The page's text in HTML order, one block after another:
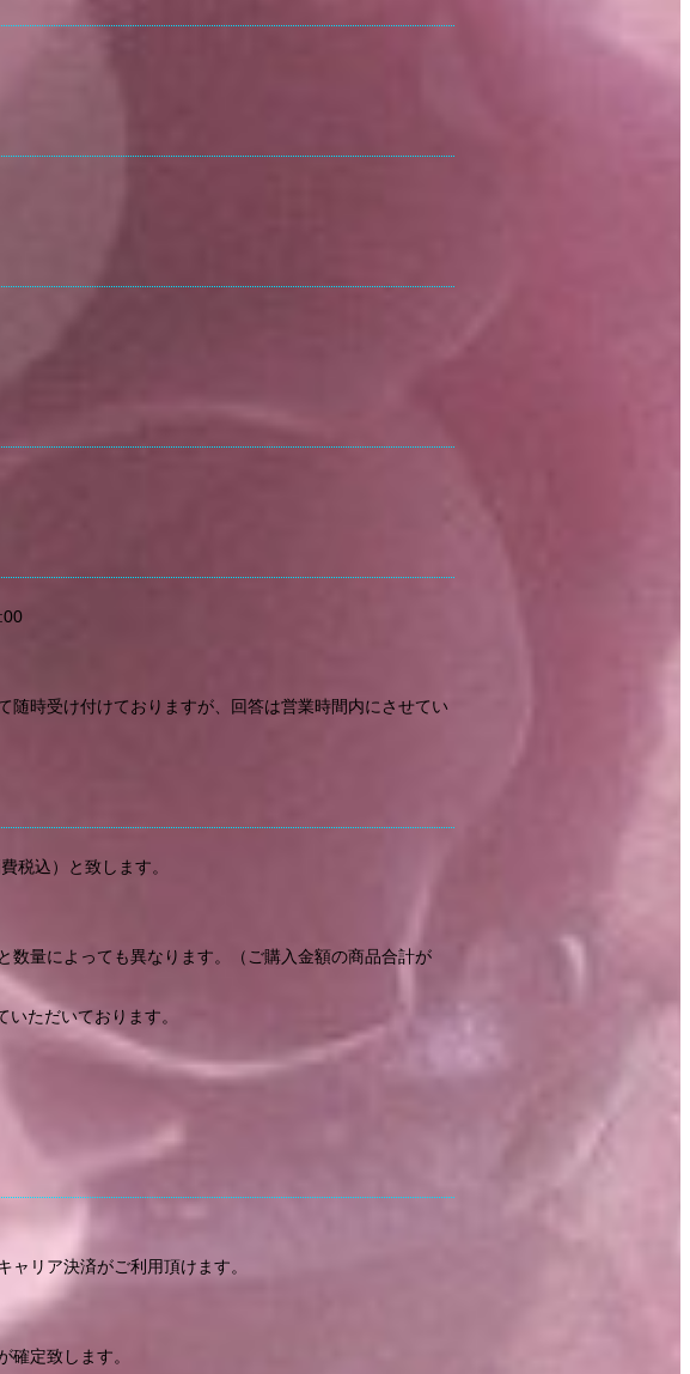
随時受け付けておりますが、回答は営業時間内にさせてい
税込）と致します。
数量によっても異なります。（ご購入金額の商品合計が
ただいております。
リア決済がご利用頂けます。
確定致します。